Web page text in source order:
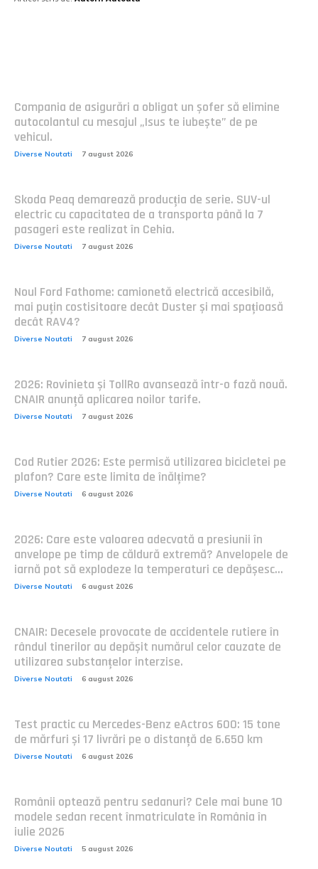
Compania de asigurări a obligat un șofer să elimine
autocolantul cu mesajul „Isus te iubește” de pe
vehicul.
Diverse Noutati 7 august 2026
Skoda Peaq demarează producția de serie. SUV-ul
electric cu capacitatea de a transporta până la 7
pasageri este realizat în Cehia.
Diverse Noutati 7 august 2026
Noul Ford Fathome: camionetă electrică accesibilă,
mai puțin costisitoare decât Duster și mai spațioasă
decât RAV4?
Diverse Noutati 7 august 2026
2026: Rovinieta și TollRo avansează într-o fază nouă.
CNAIR anunță aplicarea noilor tarife.
Diverse Noutati 7 august 2026
Cod Rutier 2026: Este permisă utilizarea bicicletei pe
plafon? Care este limita de înălțime?
Diverse Noutati 6 august 2026
2026: Care este valoarea adecvată a presiunii în
anvelope pe timp de căldură extremă? Anvelopele de
iarnă pot să explodeze la temperaturi ce depășesc...
Diverse Noutati 6 august 2026
CNAIR: Decesele provocate de accidentele rutiere în
rândul tinerilor au depășit numărul celor cauzate de
utilizarea substanțelor interzise.
Diverse Noutati 6 august 2026
Test practic cu Mercedes-Benz eActros 600: 15 tone
de mărfuri și 17 livrări pe o distanță de 6.650 km
Diverse Noutati 6 august 2026
Românii optează pentru sedanuri? Cele mai bune 10
modele sedan recent înmatriculate în România în
iulie 2026
Diverse Noutati 5 august 2026